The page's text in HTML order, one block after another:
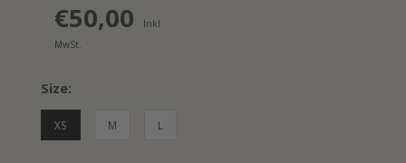
€50,00
Inkl.
MwSt.
Size:
XS M L